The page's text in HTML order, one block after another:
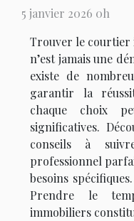
5 janvier 2026 0h
Trouver le
n’est jamais une
existe de
garantir la
chaque choix
significatives.
conseils à
professionnel
besoins
Prendre le
immobiliers